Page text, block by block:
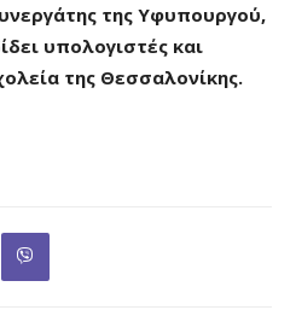
της Υφυπουργού,
υπολογιστές και
της Θεσσαλονίκης.